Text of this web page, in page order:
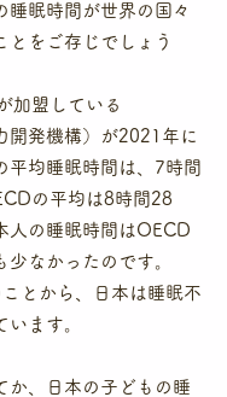
睡眠時間が世界の国々
とをご存じでしょう
加盟している
開発機構）が2021年に
平均睡眠時間は、7時間
の平均は8時間28
人の睡眠時間はOECD
少なかったのです。
とから、日本は睡眠不
います。
か、日本の子どもの睡